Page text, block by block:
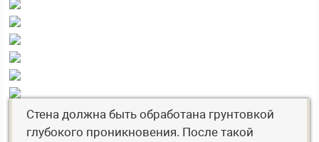
Стена должна быть обработана грунтовкой
глубокого проникновения. После такой